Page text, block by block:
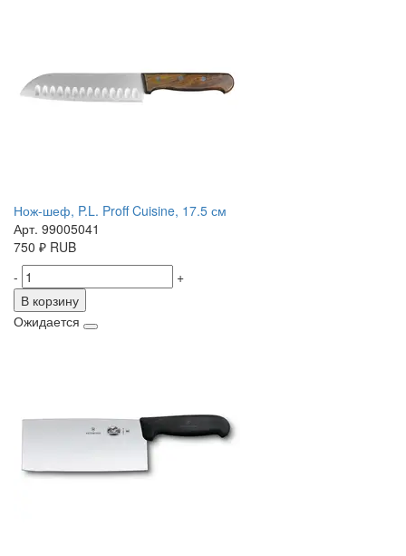
Нож-шеф, P.L. Proff Cuisine, 17.5 см
Арт. 99005041
750 ₽ RUB
-
+
В корзину
Ожидается